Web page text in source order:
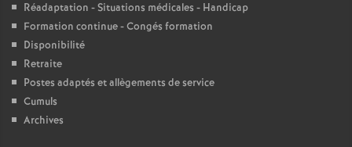
Réadaptation - Situations médicales - Handicap
Formation continue - Congés formation
Disponibilité
Retraite
Postes adaptés et allègements de service
Cumuls
Archives